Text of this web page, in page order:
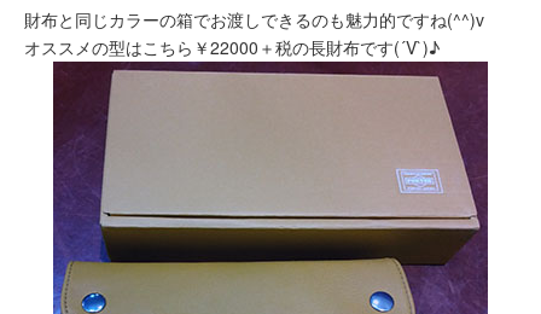
財布と同じカラーの箱でお渡しできるのも魅力的ですね(^^)v
オススメの型はこちら￥22000＋税の長財布です(´V`)♪